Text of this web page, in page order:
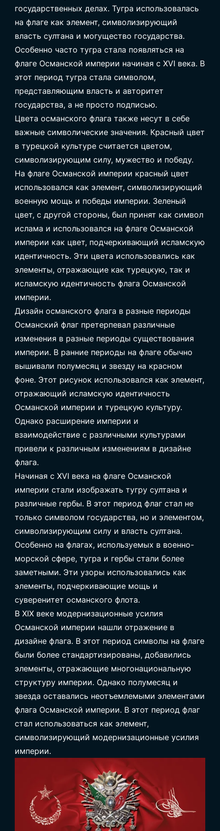
государственных делах. Тугра использовалась
на флаге как элемент, символизирующий
власть султана и могущество государства.
Особенно часто тугра стала появляться на
флаге Османской империи начиная с XVI века. В
этот период тугра стала символом,
представляющим власть и авторитет
государства, а не просто подписью.
Цвета османского флага также несут в себе
важные символические значения. Красный цвет
в турецкой культуре считается цветом,
символизирующим силу, мужество и победу.
На флаге Османской империи красный цвет
использовался как элемент, символизирующий
военную мощь и победы империи. Зеленый
цвет, с другой стороны, был принят как символ
ислама и использовался на флаге Османской
империи как цвет, подчеркивающий исламскую
идентичность. Эти цвета использовались как
элементы, отражающие как турецкую, так и
исламскую идентичность флага Османской
империи.
Дизайн османского флага в разные периоды
Османский флаг претерпевал различные
изменения в разные периоды существования
империи. В ранние периоды на флаге обычно
вышивали полумесяц и звезду на красном
фоне. Этот рисунок использовался как элемент,
отражающий исламскую идентичность
Османской империи и турецкую культуру.
Однако расширение империи и
взаимодействие с различными культурами
привели к различным изменениям в дизайне
флага.
Начиная с XVI века на флаге Османской
империи стали изображать тугру султана и
различные гербы. В этот период флаг стал не
только символом государства, но и элементом,
символизирующим силу и власть султана.
Особенно на флагах, используемых в военно-
морской сфере, тугра и гербы стали более
заметными. Эти узоры использовались как
элементы, подчеркивающие мощь и
суверенитет османского флота.
В XIX веке модернизационные усилия
Османской империи нашли отражение в
дизайне флага. В этот период символы на флаге
были более стандартизированы, добавились
элементы, отражающие многонациональную
структуру империи. Однако полумесяц и
звезда оставались неотъемлемыми элементами
флага Османской империи. В этот период флаг
стал использоваться как элемент,
символизирующий модернизационные усилия
империи.